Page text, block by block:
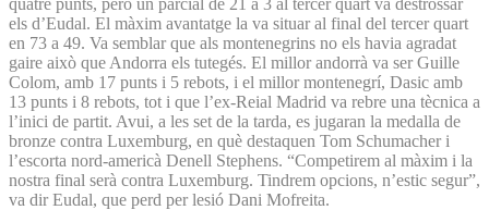
els d’Eudal. El màxim avantatge la va situar al final del tercer quart
en 73 a 49. Va semblar que als montenegrins no els havia agradat
gaire això que Andorra els tutegés. El millor andorrà va ser Guille
Colom, amb 17 punts i 5 rebots, i el millor montenegrí, Dasic amb
13 punts i 8 rebots, tot i que l’ex-Reial Madrid va rebre una tècnica a
l’inici de partit. Avui, a les set de la tarda, es jugaran la medalla de
bronze contra Luxemburg, en què destaquen Tom Schumacher i
l’escorta nord-americà Denell Stephens. “Competirem al màxim i la
nostra final serà contra Luxemburg. Tindrem opcions, n’estic segur”,
va dir Eudal, que perd per lesió Dani Mofreita.